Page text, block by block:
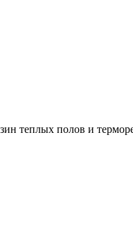
теплых полов и